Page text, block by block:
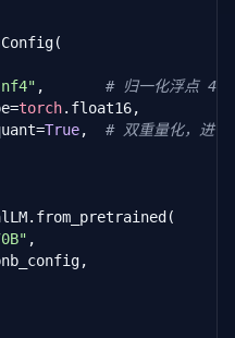
, # 归一化浮点 4
torch.float16,
True, # 双重量化，进一
,